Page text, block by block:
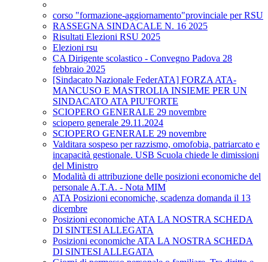
corso "formazione-aggiornamento"provinciale per RSU
RASSEGNA SINDACALE N. 16 2025
Risultati Elezioni RSU 2025
Elezioni rsu
CA Dirigente scolastico - Convegno Padova 28
febbraio 2025
[Sindacato Nazionale FederATA] FORZA ATA-
MANCUSO E MASTROLIA INSIEME PER UN
SINDACATO ATA PIU'FORTE
SCIOPERO GENERALE 29 novembre
sciopero generale 29.11.2024
SCIOPERO GENERALE 29 novembre
Valditara sospeso per razzismo, omofobia, patriarcato e
incapacità gestionale. USB Scuola chiede le dimissioni
del Ministro
Modalità di attribuzione delle posizioni economiche del
personale A.T.A. - Nota MIM
ATA Posizioni economiche, scadenza domanda il 13
dicembre
Posizioni economiche ATA LA NOSTRA SCHEDA
DI SINTESI ALLEGATA
Posizioni economiche ATA LA NOSTRA SCHEDA
DI SINTESI ALLEGATA